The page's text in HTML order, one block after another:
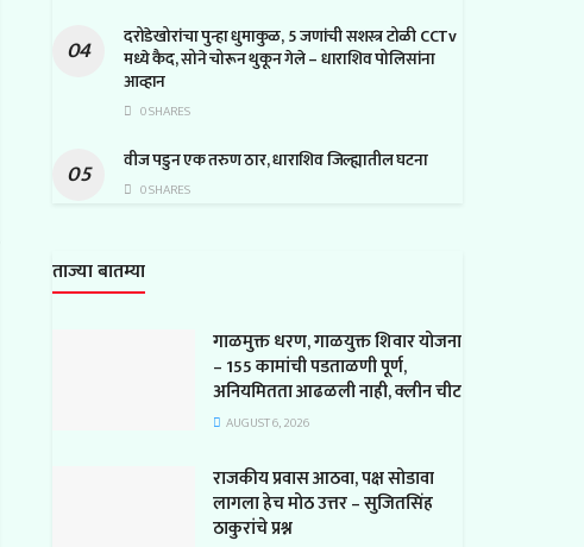
दरोडेखोरांचा पुन्हा धुमाकुळ, 5 जणांची सशस्त्र टोळी CCTv
मध्ये कैद, सोने चोरून थुकून गेले – धाराशिव पोलिसांना
आव्हान
0 SHARES
वीज पडुन एक तरुण ठार, धाराशिव जिल्ह्यातील घटना
0 SHARES
ताज्या बातम्या
गाळमुक्त धरण, गाळयुक्त शिवार योजना
– 155 कामांची पडताळणी पूर्ण,
अनियमितता आढळली नाही, क्लीन चीट
AUGUST 6, 2026
राजकीय प्रवास आठवा, पक्ष सोडावा
लागला हेच मोठ उत्तर – सुजितसिंह
ठाकुरांचे प्रश्न